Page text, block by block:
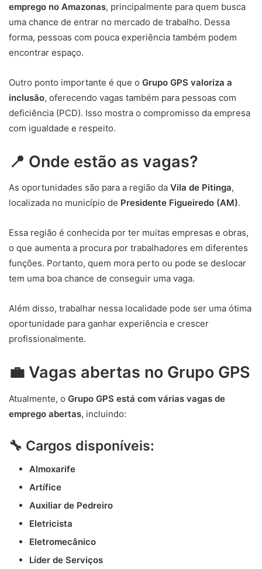
emprego no Amazonas, principalmente para quem busca
uma chance de entrar no mercado de trabalho. Dessa
forma, pessoas com pouca experiência também podem
encontrar espaço.
Outro ponto importante é que o Grupo GPS valoriza a
inclusão, oferecendo vagas também para pessoas com
deficiência (PCD). Isso mostra o compromisso da empresa
com igualdade e respeito.
📍 Onde estão as vagas?
As oportunidades são para a região da Vila de Pitinga,
localizada no município de Presidente Figueiredo (AM).
Essa região é conhecida por ter muitas empresas e obras,
o que aumenta a procura por trabalhadores em diferentes
funções. Portanto, quem mora perto ou pode se deslocar
tem uma boa chance de conseguir uma vaga.
Além disso, trabalhar nessa localidade pode ser uma ótima
oportunidade para ganhar experiência e crescer
profissionalmente.
💼 Vagas abertas no Grupo GPS
Atualmente, o Grupo GPS está com várias vagas de
emprego abertas, incluindo:
🔧 Cargos disponíveis:
Almoxarife
Artífice
Auxiliar de Pedreiro
Eletricista
Eletromecânico
Líder de Serviços